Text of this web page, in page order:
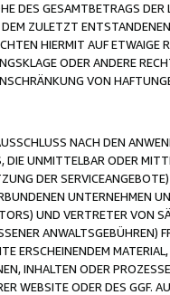
DES GESAMTBETRAGS
ZULETZT
HIERMIT AUF
ODER ANDERE
VON
NACH DEN
DIE UNMITTELBAR ODER
DER
UNTERNEHMEN
UND VERTRETER VON
ERSCHEINENDEM
INHALTEN ODER
WEBSITE ODER DES GGF.